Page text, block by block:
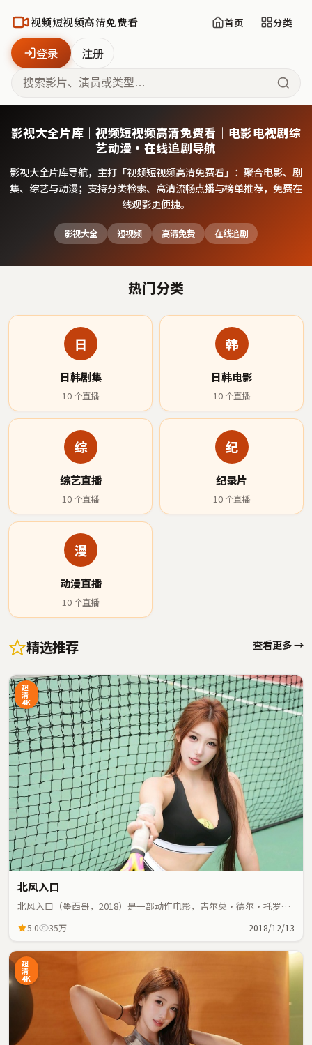
视频短视频高清免费看 首页 分类
登录 注册
影视大全片库｜视频短视频高清免费看｜电影电视剧综
艺动漫·在线追剧导航
影视大全片库导航，主打「视频短视频高清免费看」：聚合电影、剧
集、综艺与动漫；支持分类检索、高清流畅点播与榜单推荐，免费在
线观影更便捷。
影视大全 短视频 高清免费 在线追剧
热门分类
日
日韩剧集
10 个直播
韩
日韩电影
10 个直播
综
综艺直播
10 个直播
纪
纪录片
10 个直播
漫
动漫直播
10 个直播
精选推荐 查看更多 →
超
清
4K
北风入口
北风入口（墨西哥，2018）是一部动作电影，吉尔莫·德尔·托罗执
凑。
5.0 35万 2018/12/13
超
清
4K